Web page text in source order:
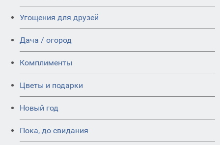
Угощения для друзей
Дача / огород
Комплименты
Цветы и подарки
Новый год
Пока, до свидания